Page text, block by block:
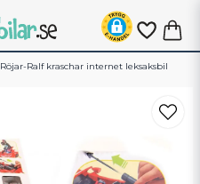
Röjar-Ralf kraschar internet leksaksbil